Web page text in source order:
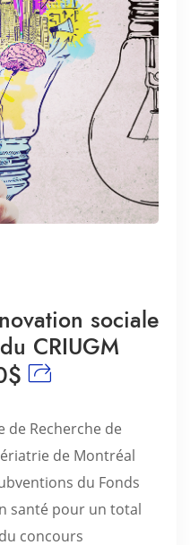
sociale
CRIUGM
de Recherche de
de Montréal
du Fonds
santé pour un total
concours